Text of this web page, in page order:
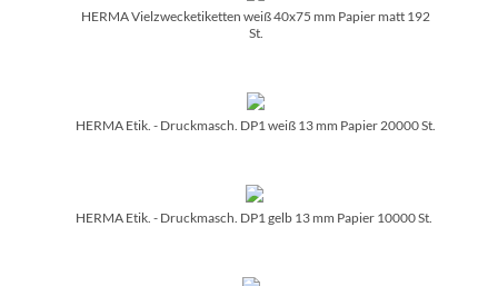
HERMA Vielzwecketiketten weiß 40x75 mm Papier matt 192
St.
HERMA Etik. - Druckmasch. DP1 weiß 13 mm Papier 20000 St.
HERMA Etik. - Druckmasch. DP1 gelb 13 mm Papier 10000 St.